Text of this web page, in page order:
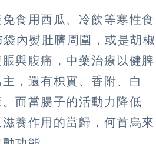
食用西瓜、冷飲等寒性食
內熨肚臍周圍，或是胡椒
與腹痛，中藥治療以健脾
，還有枳實、香附、白
而當腸子的活動力降低
養作用的當歸，何首烏來